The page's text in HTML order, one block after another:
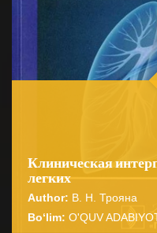
Клиническая
легких
Author: В. Н. Трояна
Bo‘lim: O'QUV